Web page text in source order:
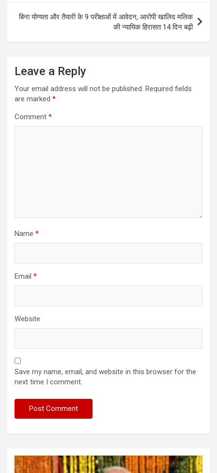
p
k
बिना योग्यता और तैयारी के 9 परीक्षाओं में आवेदन, आरोपी खालिद मलिक
की न्यायिक हिरासत 14 दिन बढ़ी
Leave a Reply
Your email address will not be published. Required fields
are marked *
Comment *
Name *
Email *
Website
Save my name, email, and website in this browser for the
next time I comment.